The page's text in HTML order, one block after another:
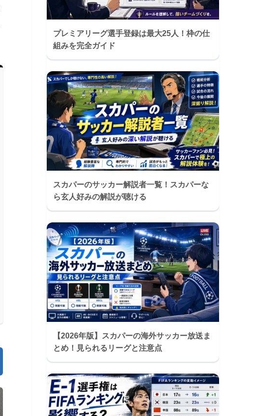
プレミアリーグ選手登録は最大25人！枠の仕
組みを完全ガイド
スカパーのサッカー解説者一覧！スカパーな
ら玄人好みの解説が聴ける
【2026年版】スカパーの海外サッカー放送ま
とめ！見られるリーグと注意点